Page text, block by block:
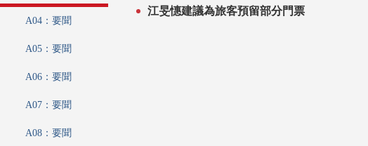
A04：要聞
A05：要聞
A06：要聞
A07：要聞
A08：要聞
江旻憓建議為旅客預留部分門票